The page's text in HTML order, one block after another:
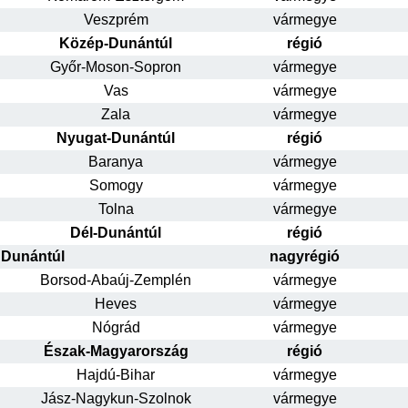
Veszprém
vármegye
Közép-Dunántúl
régió
Győr-Moson-Sopron
vármegye
Vas
vármegye
Zala
vármegye
Nyugat-Dunántúl
régió
Baranya
vármegye
Somogy
vármegye
Tolna
vármegye
Dél-Dunántúl
régió
Dunántúl
nagyrégió
Borsod-Abaúj-Zemplén
vármegye
Heves
vármegye
Nógrád
vármegye
Észak-Magyarország
régió
Hajdú-Bihar
vármegye
Jász-Nagykun-Szolnok
vármegye